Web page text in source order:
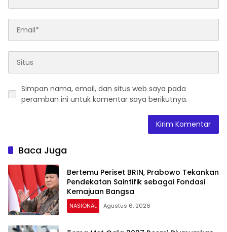
Simpan nama, email, dan situs web saya pada
peramban ini untuk komentar saya berikutnya.
Baca Juga
Bertemu Periset BRIN, Prabowo Tekankan
Pendekatan Saintifik sebagai Fondasi
Kemajuan Bangsa
NASIONAL Agustus 6, 2026